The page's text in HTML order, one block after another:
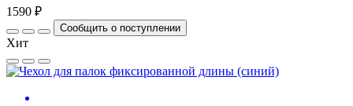
1590 ₽
Сообщить о поступлении
Хит